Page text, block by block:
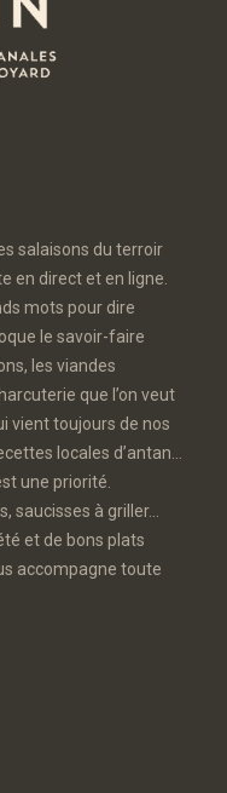
salaisons du terroir
en direct et en ligne.
mots pour dire
le savoir-faire
les viandes
que l’on veut
vient toujours de nos
locales d’antan…
une priorité.
saucisses à griller…
et de bons plats
accompagne toute